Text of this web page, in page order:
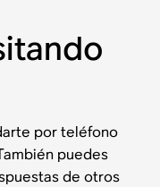
por teléfono
puedes
de otros